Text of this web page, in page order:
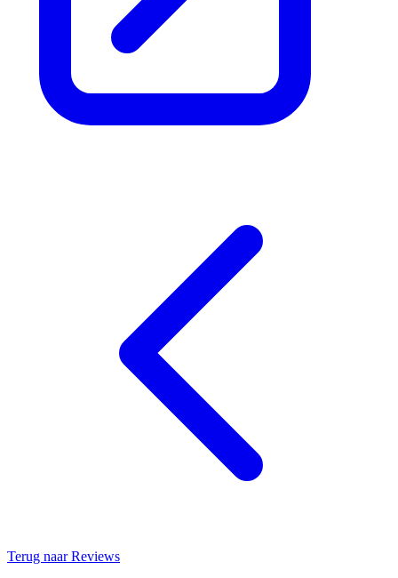
Terug naar Reviews